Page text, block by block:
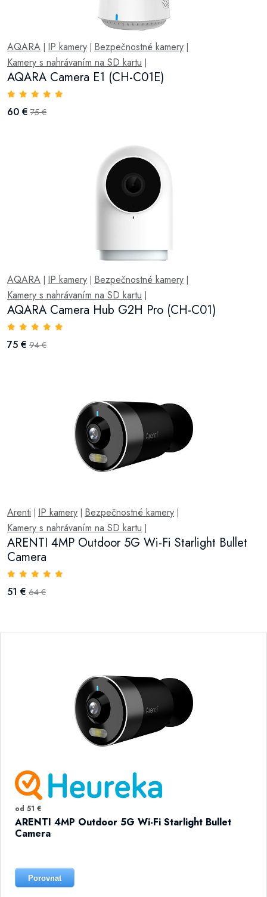
AQARA IP kamery Bezpečnostné kamery
Kamery s nahrávaním na SD kartu
AQARA Camera E1 (CH-C01E)
60 € 75 €
AQARA IP kamery Bezpečnostné kamery
Kamery s nahrávaním na SD kartu
AQARA Camera Hub G2H Pro (CH-C01)
75 € 94 €
Arenti IP kamery Bezpečnostné kamery
Kamery s nahrávaním na SD kartu
ARENTI 4MP Outdoor 5G Wi-Fi Starlight Bullet
Camera
51 € 64 €
od 51 €
ARENTI 4MP Outdoor 5G Wi-Fi Starlight Bullet
Camera
Porovnat